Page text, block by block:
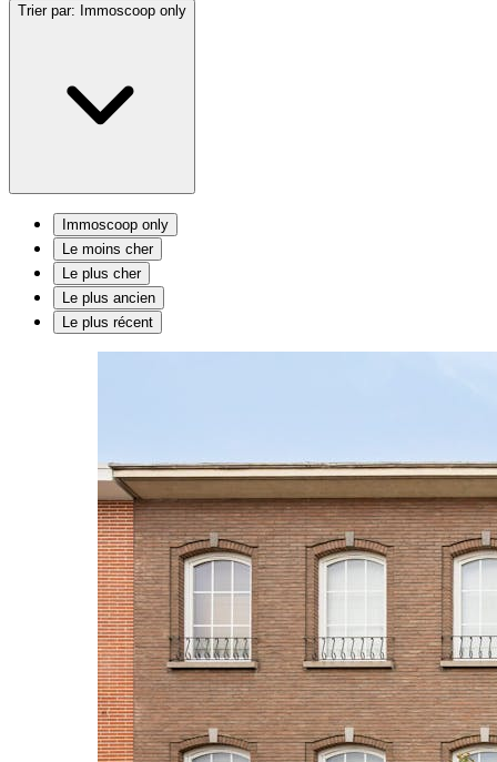
Trier par: Immoscoop only
Immoscoop only
Le moins cher
Le plus cher
Le plus ancien
Le plus récent